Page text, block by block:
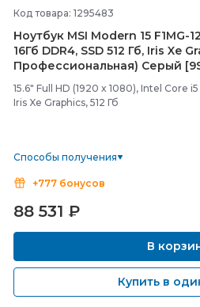
Код товара: 1295483
Ноутбук MSI Modern 15 F1MG-
16Гб DDR4, SSD 512 Гб, Iris Xe
Профессиональная) Серый
15.6" Full HD (1920 x 1080), Intel Core i5
Iris Xe Graphics, 512 Гб
Способы получения
+777 бонусов
88 531 ₽
В
Купить в